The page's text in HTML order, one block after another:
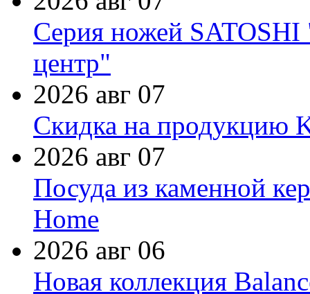
Серия ножей
центр"
2026 авг 07
Скидка на продукцию
2026 авг 07
Посуда из каменной
Home
2026 авг 06
Новая коллекция